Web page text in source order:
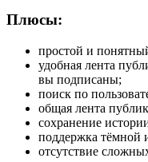
Плюсы:
простой и
удобная лента
вы подписаны;
поиск по
общая лента
сохранение
поддержка тёмной
отсутствие